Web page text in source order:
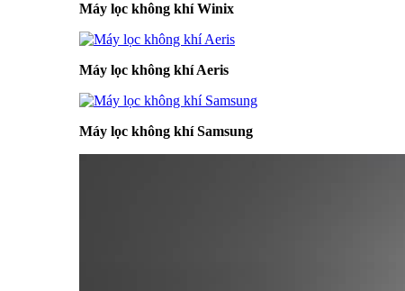
Máy lọc không khí Winix
Máy lọc không khí Aeris
Máy lọc không khí Samsung